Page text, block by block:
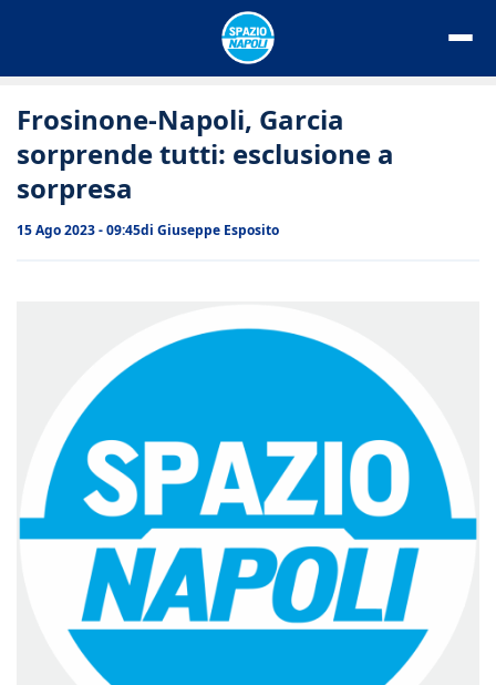
Frosinone-Napoli, Garcia
sorprende tutti: esclusione a
sorpresa
15 Ago 2023 - 09:45di Giuseppe Esposito